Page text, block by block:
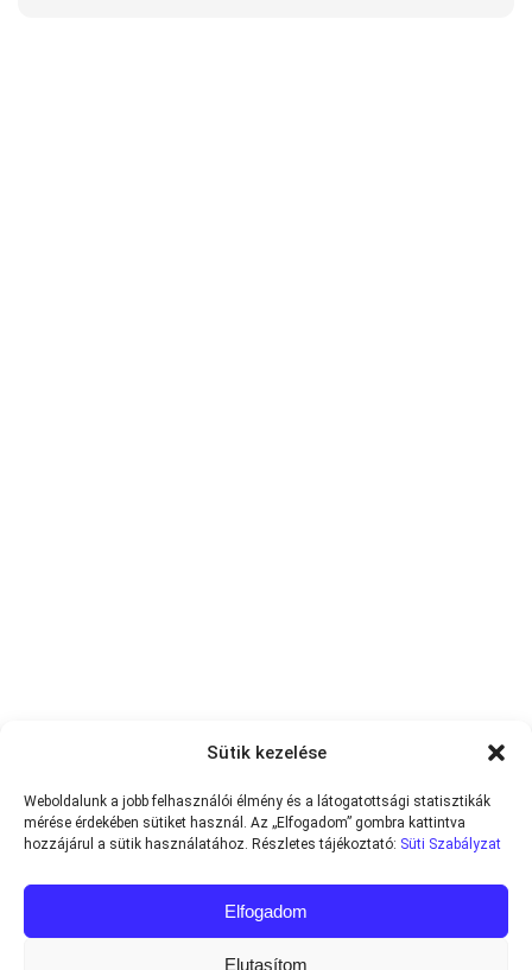
Sütik kezelése
Weboldalunk a jobb felhasználói élmény és a látogatottsági statisztikák
mérése érdekében sütiket használ. Az „Elfogadom” gombra kattintva
hozzájárul a sütik használatához. Részletes tájékoztató: Süti Szabályzat
Elfogadom
Elutasítom